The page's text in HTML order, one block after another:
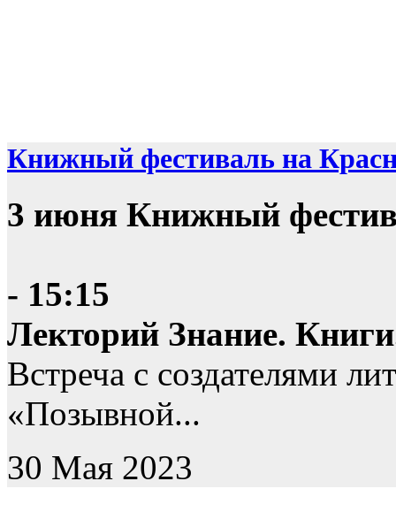
Книжный фестиваль на
3 июня Книжный
- 15:15
Лекторий Знание.
Встреча с создателями
«Позывной...
30 Мая 2023